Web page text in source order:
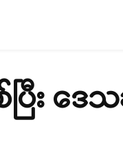
ြီး ဒေ